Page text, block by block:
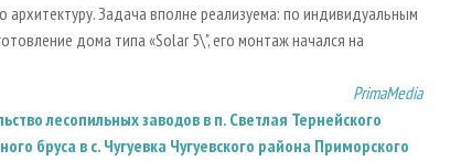
Задача вполне реализуема: по индивидуальным
дома типа «Solar 5\", его монтаж начался на
PrimaMedia
лесопильных заводов в п. Светлая Тернейского
бруса в с. Чугуевка Чугуевского района Приморского